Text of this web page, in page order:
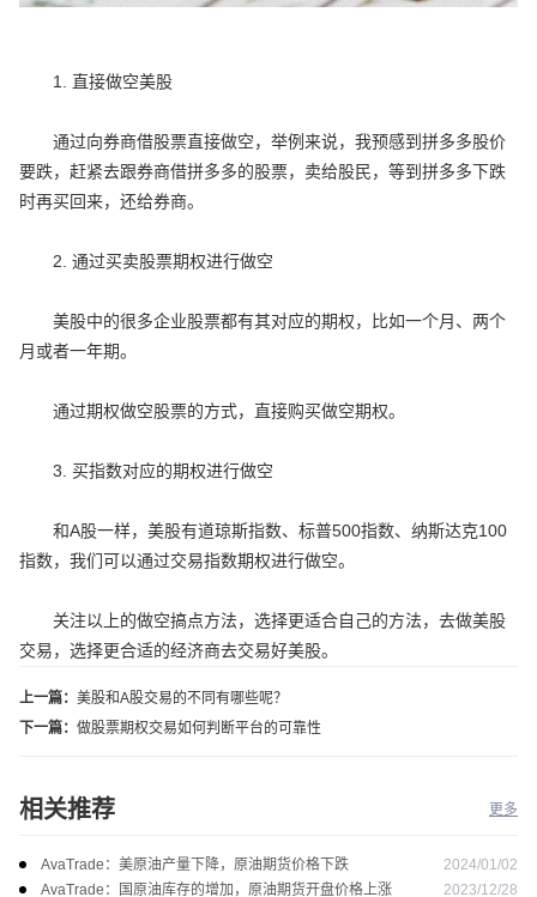
1. 直接做空美股
通过向券商借股票直接做空，举例来说，我预感到拼多多股价
要跌，赶紧去跟券商借拼多多的股票，卖给股民，等到拼多多下跌
时再买回来，还给券商。
2. 通过买卖股票期权进行做空
美股中的很多企业股票都有其对应的期权，比如一个月、两个
月或者一年期。
通过期权做空股票的方式，直接购买做空期权。
3. 买指数对应的期权进行做空
和A股一样，美股有道琼斯指数、标普500指数、纳斯达克100
指数，我们可以通过交易指数期权进行做空。
关注以上的做空搞点方法，选择更适合自己的方法，去做美股
交易，选择更合适的经济商去交易好美股。
上一篇： 美股和A股交易的不同有哪些呢？
下一篇： 做股票期权交易如何判断平台的可靠性
相关推荐 更多
AvaTrade：美原油产量下降，原油期货价格下跌
2024/01/02
AvaTrade：国原油库存的增加，原油期货开盘价格上涨
2023/12/28